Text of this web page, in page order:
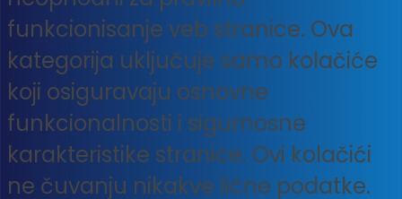
funkcionisanje veb stranice. Ova
kategorija uključuje samo kolačiće
koji osiguravaju osnovne
funkcionalnosti i sigurnosne
karakteristike stranice. Ovi kolačići
ne čuvanju nikakve lične podatke.